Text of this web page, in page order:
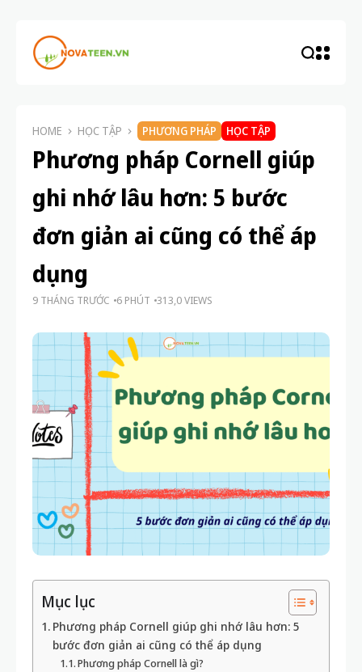
HOME HỌC TẬP PHƯƠNG PHÁP HỌC TẬP
Phương pháp Cornell giúp
ghi nhớ lâu hơn: 5 bước
đơn giản ai cũng có thể áp
dụng
9 THÁNG TRƯỚC 6 PHÚT 313,0 VIEWS
Mục lục
Phương pháp Cornell giúp ghi nhớ lâu hơn: 5
bước đơn giản ai cũng có thể áp dụng
Phương pháp Cornell là gì?